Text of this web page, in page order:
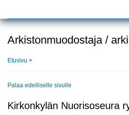
Arkistonmuodostaja /
Etusivu >
Palaa edelliselle sivulle
Kirkonkylän Nuorisoseura